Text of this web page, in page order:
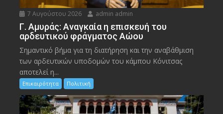
7 Αυγούστου 2026 admin admin
Γ. Αμυράς: Αναγκαία η επισκευή του
αρδευτικού φράγματος Αώου
Σημαντικό βήμα για τη διατήρηση και την αναβάθμιση
των αρδευτικών υποδομών του κάμπου Κόνιτσας
αποτελεί η...
Επικαιρότητα Πολιτική